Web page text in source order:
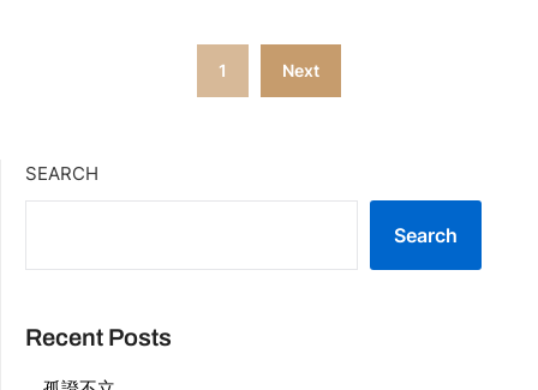
1 Next
SEARCH
Search
Recent Posts